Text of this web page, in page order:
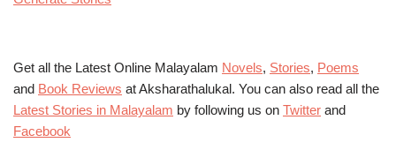
Get all the Latest Online Malayalam Novels, Stories, Poems
and Book Reviews at Aksharathalukal. You can also read all the
Latest Stories in Malayalam by following us on Twitter and
Facebook